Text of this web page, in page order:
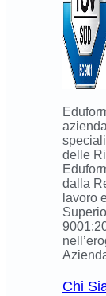
delle
dalla
lavoro
Chi